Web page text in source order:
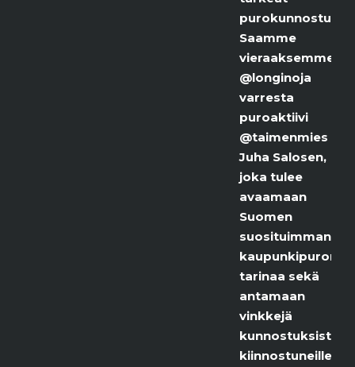
purokunnostukset.
Saamme
vieraaksemme
@longinoja
varresta
puroaktiivi
@taimenmies
Juha Salosen,
joka tulee
avaamaan
Suomen
suosituimman
kaupunkipuron
tarinaa sekä
antamaan
vinkkejä
kunnostuksista
kiinnostuneille.